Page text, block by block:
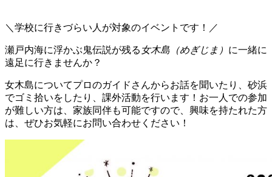
＼学校に行きづらい人が対象のイベントです！／
瀬戸内海に浮かぶ鬼伝説が残る 女木島（めぎじま） に一緒に
遠足に行きませんか？
女木島についてプロのガイドさんからお話を聞いたり、砂浜
でゴミ拾いをしたり、課外活動を行います！お一人での参加
が難しい方は、家族同伴も可能ですので、興味を持たれた方
は、ぜひお気軽にお問い合わせください！